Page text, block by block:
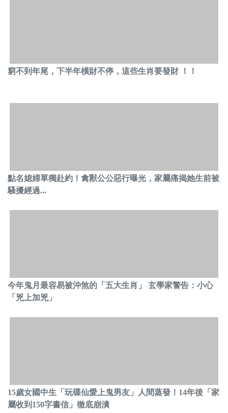
窮不到年尾，下半年橫財不停，這些生肖要發財 ！！
點名媳婦單獨赴約！禽獸公公惡行曝光，家屬痛揭她生前被
騷擾經過...
今年鬼月最容易被沖煞的「五大生肖」 玄學家警告：小心
「兇上加兇」
15歲女國中生「玩碟仙愛上鬼男友」人間蒸發！14年後「家
屬收到150字書信」徹底崩潰